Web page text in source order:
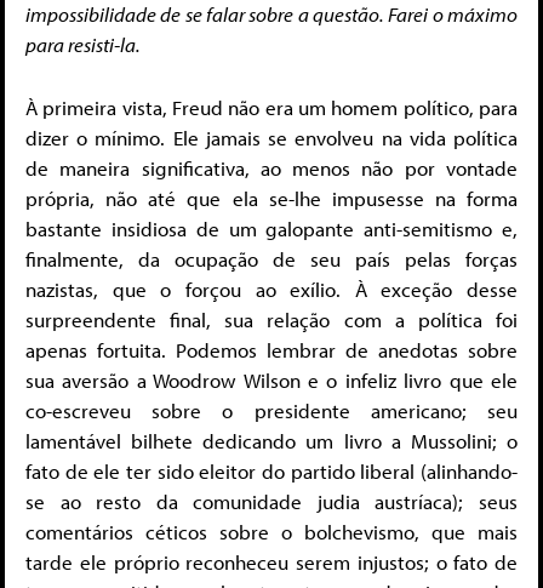
impossibilidade de se falar sobre a questão. Farei o máximo
para resisti-la.
À primeira vista, Freud não era um homem político, para
dizer o mínimo. Ele jamais se envolveu na vida política
de maneira significativa, ao menos não por vontade
própria, não até que ela se-lhe impusesse na forma
bastante insidiosa de um galopante anti-semitismo e,
finalmente, da ocupação de seu país pelas forças
nazistas, que o forçou ao exílio. À exceção desse
surpreendente final, sua relação com a política foi
apenas fortuita. Podemos lembrar de anedotas sobre
sua aversão a Woodrow Wilson e o infeliz livro que ele
co-escreveu sobre o presidente americano; seu
lamentável bilhete dedicando um livro a Mussolini; o
fato de ele ter sido eleitor do partido liberal (alinhando-
se ao resto da comunidade judia austríaca); seus
comentários céticos sobre o bolchevismo, que mais
tarde ele próprio reconheceu serem injustos; o fato de